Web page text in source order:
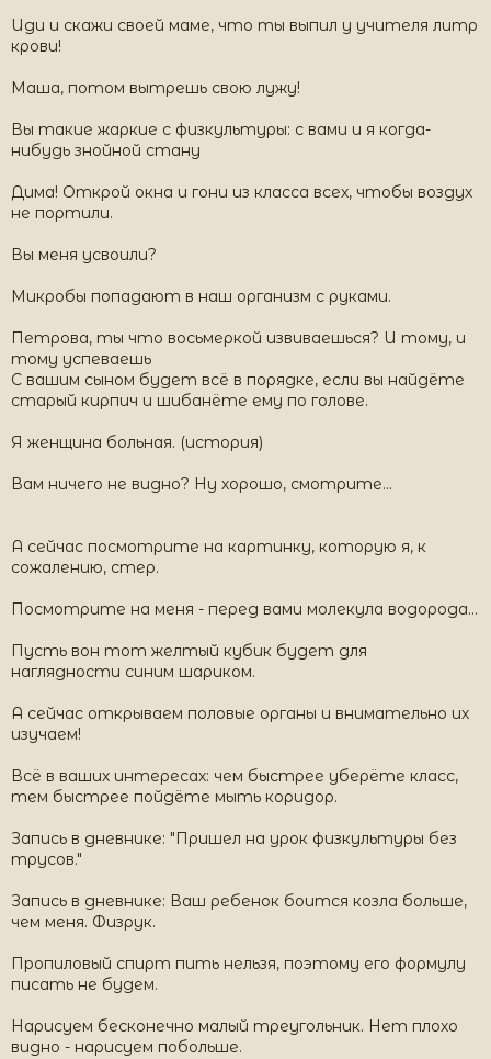
Иди и скажи своей маме, что ты выпил у учителя литр
крови!
Маша, потом вытрешь свою лужу!
Вы такие жаркие с физкультуры: с вами и я когда-
нибудь знойной стану
Дима! Открой окна и гони из класса всех, чтобы воздух
не портили.
Вы меня усвоили?
Микробы попадают в наш организм с руками.
Петрова, ты что восьмеркой извиваешься? И тому, и
тому успеваешь
С вашим сыном будет всё в порядке, если вы найдёте
старый кирпич и шибанёте ему по голове.
Я женщина больная. (история)
Вам ничего не видно? Ну хорошо, смотрите...
А сейчас посмотрите на картинку, которую я, к
сожалению, стер.
Посмотрите на меня - перед вами молекула водорода...
Пусть вон тот желтый кубик будет для
наглядности синим шариком.
А сейчас открываем половые органы и внимательно их
изучаем!
Всё в ваших интересах: чем быстрее уберёте класс,
тем быстрее пойдёте мыть коридор.
Запись в дневнике: "Пришел на урок физкультуры без
трусов."
Запись в дневнике: Ваш ребенок боится козла больше,
чем меня. Физрук.
Пpопиловый спирт пить нельзя, поэтому его формулу
писать не будем.
Нарисуем бесконечно малый треугольник. Нет плохо
видно - нарисуем побольше.